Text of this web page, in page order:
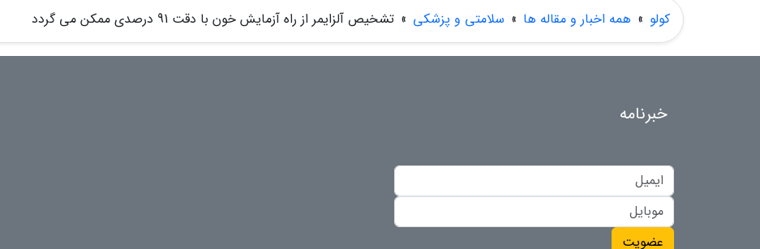
کولو » همه اخبار و مقاله ها » سلامتی و پزشکی » تشخیص آلزایمر از راه آزمایش خون با دقت 91 درصدی ممکن می گردد
خبرنامه
عضویت